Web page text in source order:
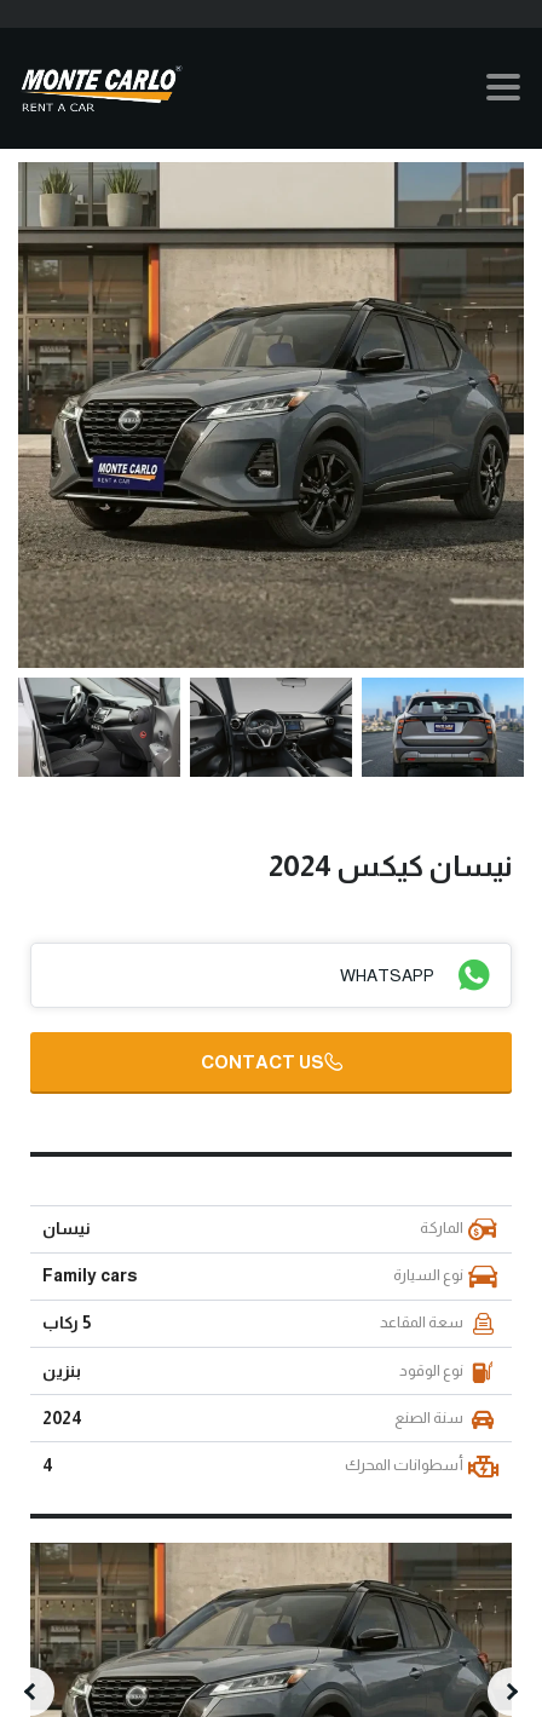
نيسان كيكس 2024
WHATSAPP
CONTACT US
الماركة نيسان
نوع السيارة Family cars
سعة المقاعد 5 ركاب
نوع الوقود بنزين
سنة الصنع 2024
أسطوانات المحرك 4